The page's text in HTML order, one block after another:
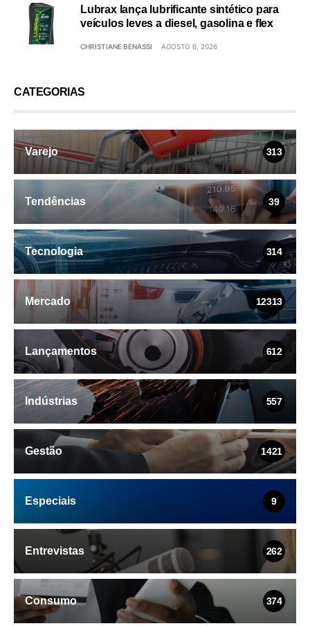
Lubrax lança lubrificante sintético para
veículos leves a diesel, gasolina e flex
CHRISTIANE BENASSI AGOSTO 6, 2026
CATEGORIAS
Varejo 313
Tendências 39
Tecnologia 314
Mercado 12313
Lançamentos 612
Indústrias 557
Gestão 1421
Especiais 9
Entrevistas 262
Consumo 374